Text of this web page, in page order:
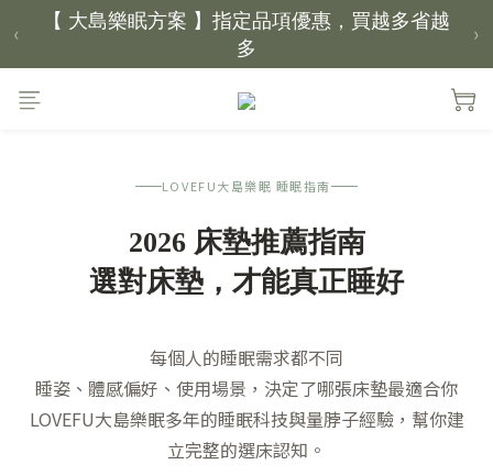
【新家入厝禮】新家起點，送上祝福
【 涼感家族 】天氣越熱，優惠越多
倒數 2天07小時16分鐘27秒
‹ ›
LOVEFU大島樂眠 睡眠指南
2026 床墊推薦指南
選對床墊，才能真正睡好
每個人的睡眠需求都不同
睡姿、體感偏好、使用場景，決定了哪張床墊最適合你
LOVEFU大島樂眠多年的睡眠科技與量脖子經驗，幫你建
立完整的選床認知。